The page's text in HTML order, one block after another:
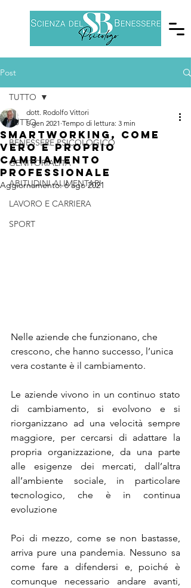
Post
TUTTO
BENESSERE PSICOLOGICO
GENITORIALITÀ
ABITUDINI ALIMENTARI
LAVORO E CARRIERA
SPORT
TUTTO
Smartworking, come
vero e proprio
cambiamento
professionale
dott. Rodolfo Vittori
5 gen 2021 Tempo di lettura: 3 min
Aggiornamento:6 ago 2021
Nelle aziende che funzionano, che
crescono, che hanno successo, l’unica
vera costante è il cambiamento.
Le aziende vivono in un continuo stato
di cambiamento, si evolvono e si
riorganizzano ad una velocità sempre
maggiore, per cercarsi di adattare la
propria organizzazione, da una parte
alle esigenze dei mercati, dall’altra
all’ambiente sociale, in particolare
tecnologico, che è in continua
evoluzione
Poi di mezzo, come se non bastasse,
arriva pure una pandemia. Nessuno sa
come fare a difendersi e, poiché è
comunque necessario andare avanti,